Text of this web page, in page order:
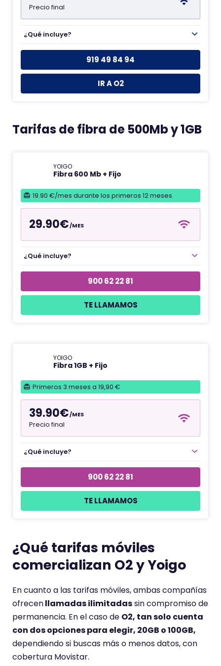
Precio final
¿Qué incluye?
919 49 84 94
IR A O2
Tarifas de fibra de 500Mb y 1GB
YOIGO
Fibra 600 Mb + Fijo
19.90 €/mes durante los primeros 12 meses
29.90€/MES
¿Qué incluye?
900 62 22 81
TE LLAMAMOS
YOIGO
Fibra 1GB + Fijo
Primeros 3 meses a 19,90 €
39.90€/MES
Precio final
¿Qué incluye?
900 62 22 81
TE LLAMAMOS
¿Qué tarifas móviles
comercializan O2 y Yoigo
En cuanto a las tarifas móviles, ambas compañías
ofrecenllamadas ilimitadassin compromiso de
permanencia. En el caso de O2, tan solo cuenta
con dos opciones para elegir, 20GB o 100GB,
dependiendo si buscas más o menos datos, con
cobertura Movistar.